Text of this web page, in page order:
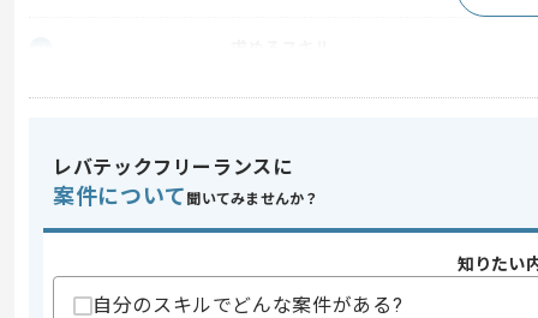
・基本設計以降の対応経験
スキルに不安がある方へ
上記に似た経験やスキルをお持ちであれば申
精算条件
有
レバテックフリーランスに
案件について 聞いてみませんか？
知りたい
自分のスキルでどんな案件がある?